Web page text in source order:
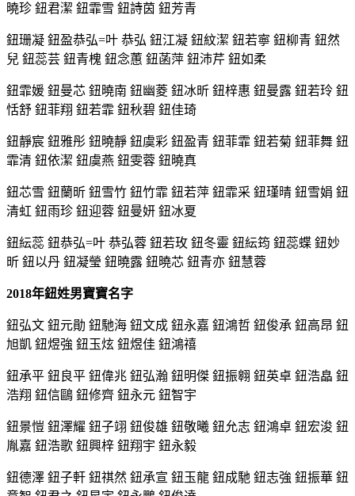
曉珍 鈕君潔 鈕霏雪 鈕詩茵 鈕芳青
鈕珊凝 鈕盈恭弘=叶 恭弘 鈕江凝 鈕紋潔 鈕若寧 鈕柳青 鈕然
兒 鈕蕊芸 鈕青槐 鈕念蕙 鈕菡萍 鈕沛芹 鈕如柔
鈕霏媛 鈕曼芯 鈕曉南 鈕幽菱 鈕冰昕 鈕梓惠 鈕曼露 鈕若玲 鈕
恬舒 鈕菲翔 鈕若霏 鈕秋碧 鈕佳琦
鈕靜宸 鈕雅彤 鈕曉靜 鈕虞彩 鈕盈青 鈕菲霏 鈕若菊 鈕菲舞 鈕
霏清 鈕依潔 鈕虞燕 鈕雯蓉 鈕曉真
鈕芯雪 鈕蘭昕 鈕雪竹 鈕竹霏 鈕若萍 鈕霏采 鈕瑾晴 鈕雪娟 鈕
清虹 鈕雨珍 鈕迎蓉 鈕曼妍 鈕冰夏
鈕紜蕊 鈕恭弘=叶 恭弘蓉 鈕若玫 鈕冬靈 鈕紜筠 鈕蕊蝶 鈕妙
昕 鈕以丹 鈕凝瑩 鈕曉露 鈕曉芯 鈕青亦 鈕慧蓉
2018年鈕姓男寶寶名字
鈕弘文 鈕元勛 鈕馳海 鈕文成 鈕永嘉 鈕鴻哲 鈕俊承 鈕高昂 鈕
旭凱 鈕煜強 鈕玉炫 鈕煜佳 鈕鴻禧
鈕承平 鈕良平 鈕偉兆 鈕弘瀚 鈕明傑 鈕振翱 鈕英卓 鈕浩皛 鈕
浩翔 鈕信鷗 鈕修齊 鈕永元 鈕智宇
鈕景愷 鈕澤耀 鈕子翊 鈕俊雄 鈕敬曦 鈕允志 鈕鴻卓 鈕宏浚 鈕
胤嘉 鈕浩歌 鈕興梓 鈕翔宇 鈕永毅
鈕德澤 鈕子軒 鈕祺然 鈕承宣 鈕玉龍 鈕成馳 鈕志強 鈕振華 鈕